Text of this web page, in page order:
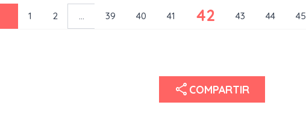
1 2 ... 39 40 41 42 43 44 45
share COMPARTIR